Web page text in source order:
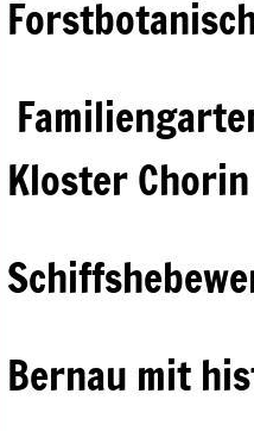
Kloster Chorin
Bernau mit